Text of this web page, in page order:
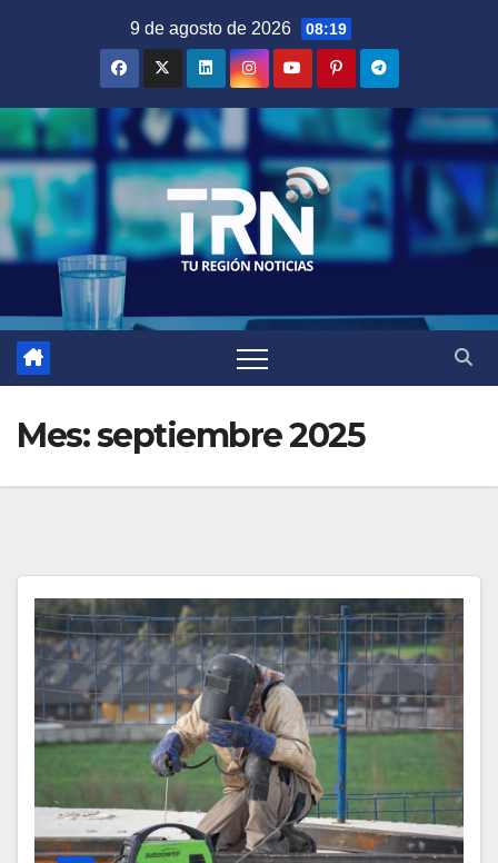
9 de agosto de 2026 08:19
Mes:septiembre 2025